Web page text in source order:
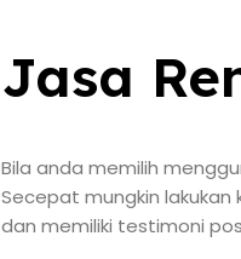
Jasa
Bila anda memilih
Secepat mungkin
dan memiliki testimoni